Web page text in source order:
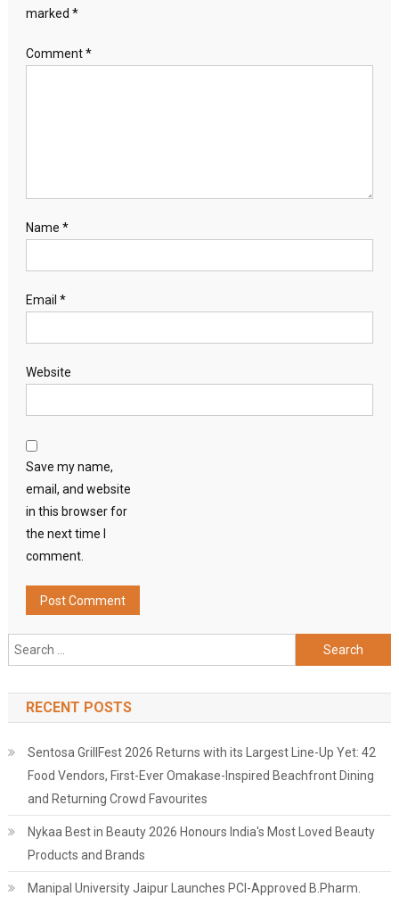
marked *
Comment*
Name *
Email *
Website
Save my name,
email, and website
in this browser for
the next time I
comment.
Search
for:
RECENT POSTS
Sentosa GrillFest 2026 Returns with its Largest Line-Up Yet: 42
Food Vendors, First-Ever Omakase-Inspired Beachfront Dining
and Returning Crowd Favourites
Nykaa Best in Beauty 2026 Honours India's Most Loved Beauty
Products and Brands
Manipal University Jaipur Launches PCI-Approved B.Pharm.